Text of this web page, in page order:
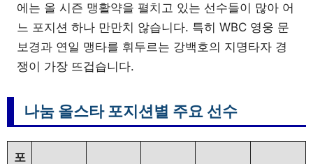
에는 올 시즌 맹활약을 펼치고 있는 선수들이 많아 어
느 포지션 하나 만만치 않습니다. 특히 WBC 영웅 문
보경과 연일 맹타를 휘두르는 강백호의 지명타자 경
쟁이 가장 뜨겁습니다.
나눔 올스타 포지션별 주요 선수
포